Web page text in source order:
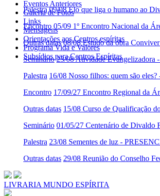
Eventos Anteriores
Galeria de Fotos
Links
Mensagens
Orientações aos Centros espíritas
Programa Vida e Valores
Subsídios para Centros Espíritas
Palestra 09/08 Elo que liga o humano ao
Encontro 05/09 1º Encontro Nacional da
Outras datas 08/08 Estudo da obra
Seminário 23/08 Atividade Evangelizadora
Palestra 16/08 Nosso filhos: quem são
Encontro 17/09/27 Encontro Regional da
Outras datas 15/08 Curso de Qualificação
Seminário 01/05/27 Centenário de Divaldo
Palestra 23/08 Sementes de luz -
Outras datas 29/08 Reunião do Conselho
LIVRARIA MUNDO ESPÍRITA